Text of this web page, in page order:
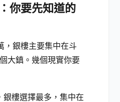
你要先知道的
，銀樓主要集中在斗
大鎮。幾個現實你要
銀樓選擇最多，集中在